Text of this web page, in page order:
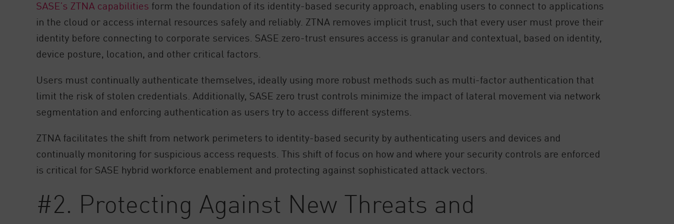
SASE’s ZTNA capabilities form the foundation of its identity-based security approach, enabling users to connect to applications
in the cloud or access internal resources safely and reliably. ZTNA removes implicit trust, such that every user must prove their
identity before connecting to corporate services. SASE zero-trust ensures access is granular and contextual, based on identity,
device posture, location, and other critical factors.
Users must continually authenticate themselves, ideally using more robust methods such as multi-factor authentication that
limit the risk of stolen credentials. Additionally, SASE zero trust controls minimize the impact of lateral movement via network
segmentation and enforcing authentication as users try to access different systems.
ZTNA facilitates the shift from network perimeters to identity-based security by authenticating users and devices and
continually monitoring for suspicious access requests. This shift of focus on how and where your security controls are enforced
is critical for SASE hybrid workforce enablement and protecting against sophisticated attack vectors.
#2. Protecting Against New Threats and